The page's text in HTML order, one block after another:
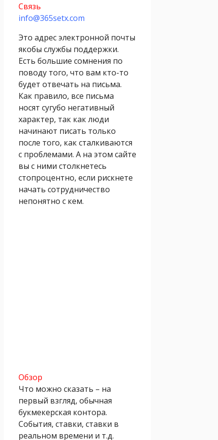
Связь
info@365setx.com
Это адрес электронной почты
якобы службы поддержки.
Есть большие сомнения по
поводу того, что вам кто-то
будет отвечать на письма.
Как правило, все письма
носят сугубо негативный
характер, так как люди
начинают писать только
после того, как сталкиваются
с проблемами. А на этом сайте
вы с ними столкнетесь
стопроцентно, если рискнете
начать сотрудничество
непонятно с кем.
Обзор
Что можно сказать – на
первый взгляд, обычная
букмекерская контора.
События, ставки, ставки в
реальном времени и т.д.